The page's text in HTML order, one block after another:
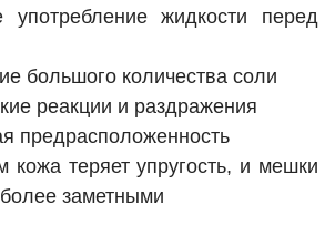
употребление жидкости перед
большого количества соли
реакции и раздражения
предрасположенность
кожа теряет упругость, и мешки
заметными